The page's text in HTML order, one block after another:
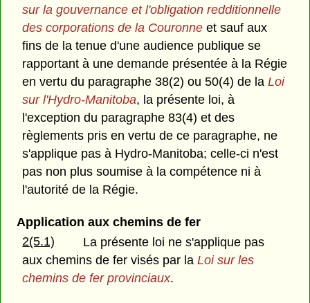
sur la gouvernance et l'obligation redditionnelle
des corporations de la Couronne et sauf aux
fins de la tenue d'une audience publique se
rapportant à une demande présentée à la Régie
en vertu du paragraphe 38(2) ou 50(4) de laLoi
sur l'Hydro-Manitoba, la présente loi, à
l'exception du paragraphe 83(4) et des
règlements pris en vertu de ce paragraphe, ne
s'applique pas à Hydro-Manitoba; celle-ci n'est
pas non plus soumise à la compétence ni à
l'autorité de la Régie.
Application aux chemins de fer
2(5.1)
La présente loi ne s'applique pas
aux chemins de fer visés par laLoi sur les
chemins de fer provinciaux.